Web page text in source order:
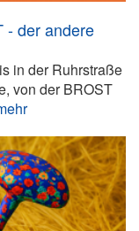
- der andere
in der Ruhrstraße
von der BROST